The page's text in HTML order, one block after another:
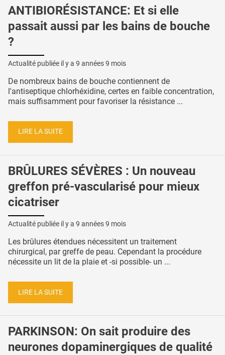
ANTIBIORÉSISTANCE: Et si elle
passait aussi par les bains de bouche
?
Actualité publiée il y a 9 années 9 mois
De nombreux bains de bouche contiennent de
l'antiseptique chlorhéxidine, certes en faible concentration,
mais suffisamment pour favoriser la résistance ...
LIRE LA SUITE
BRÛLURES SÉVÈRES : Un nouveau
greffon pré-vascularisé pour mieux
cicatriser
Actualité publiée il y a 9 années 9 mois
Les brûlures étendues nécessitent un traitement
chirurgical, par greffe de peau. Cependant la procédure
nécessite un lit de la plaie et -si possible- un ...
LIRE LA SUITE
PARKINSON: On sait produire des
neurones dopaminergiques de qualité